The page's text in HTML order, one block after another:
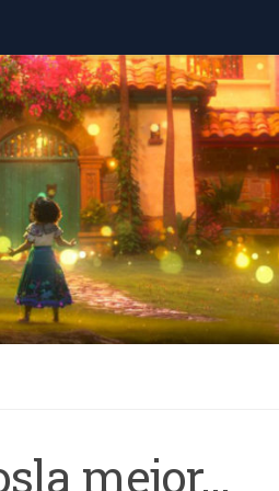
mejor…